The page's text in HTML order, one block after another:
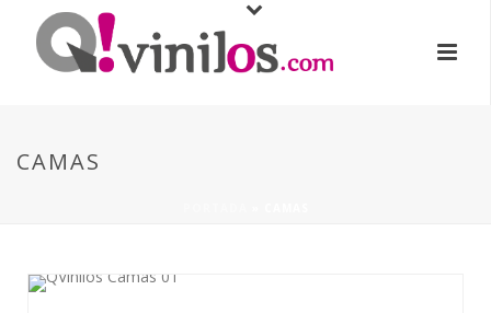
CAMAS